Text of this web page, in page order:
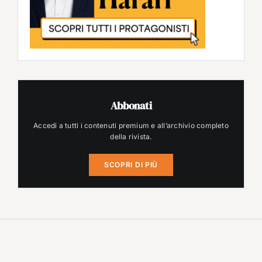
Abbonati
Accedi a tutti i contenuti premium e all’archivio completo
della rivista.
SCOPRI DI PIÙ